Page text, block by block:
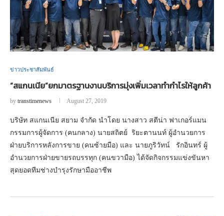
ข่าวประชาสัมพันธ์
“สแกนเนีย”ยกมาตรฐานงานบริการมุ่งเพิ่มเวลาทำกำไรให้ลูกค้า
by transtimenews August 27, 2019
บริษัท สแกนเนีย สยาม จำกัด นำโดย นางสาว สตีน่า ฟาเกอร์แมน
กรรมการผู้จัดการ (คนกลาง) นายสถิตย์ ริยะตานนท์ ผู้อำนวยการ
ฝ่ายบริการหลังการขาย (คนซ้ายมือ) และ นายภูริวัทน์ รักอินทร์ ผู้
อำนวยการฝ่ายขายรถบรรทุก (คนขวามือ) ได้จัดกิจกรรมแข่งขันหา
สุดยอดทีมช่างบำรุงรักษามืออาชีพ